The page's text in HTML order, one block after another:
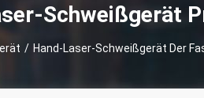
Schweißgerät
/ Hand-Laser-Schweißgerät Der